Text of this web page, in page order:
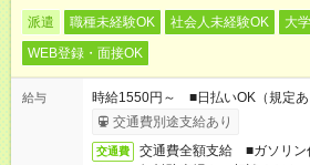
派遣 職種未経験OK 社会人未経験OK 大
WEB登録・面接OK
給与
時給1550円～ ■日払いOK（規定
交通費別途支給あり
交通費
交通費全額支給 ■ガソリン